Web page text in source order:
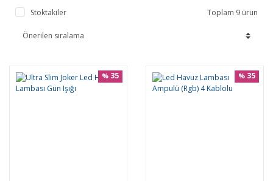
Stoktakiler Toplam 9 ürün
% 35 % 35